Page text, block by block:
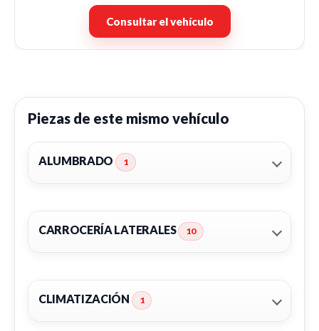
Consultar el vehículo
Piezas de este mismo vehículo
ALUMBRADO 1
CARROCERÍA LATERALES 10
CLIMATIZACIÓN 1